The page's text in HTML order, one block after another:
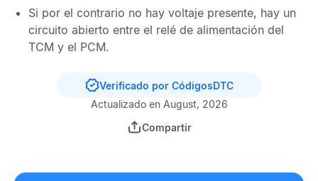
Si por el contrario no hay voltaje presente, hay un
circuito abierto entre el relé de alimentación del
TCM y el PCM.
Verificado por CódigosDTC
Actualizado en August, 2026
Compartir